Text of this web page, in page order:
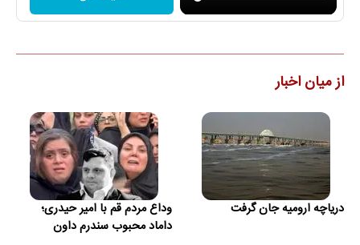
از میان اخبار
دریاچه ارومیه جان گرفت
وداع مردم قم با امیر حیدری؛
داماد محبوب سندرم داون